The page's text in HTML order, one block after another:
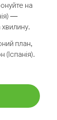
на
—
план,